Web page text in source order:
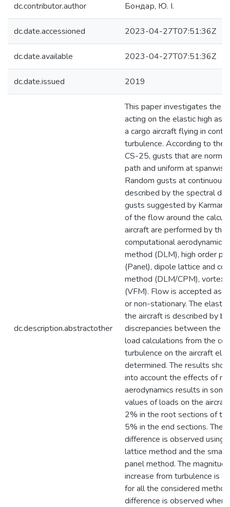
dc.contributor.author Бондар, Ю. І.
dc.date.accessioned 2023-04-27T07:51:36Z
dc.date.available 2023-04-27T07:51:36Z
dc.date.issued 2019
dc.description.abstractother
This paper investigates the
acting on the elastic high
a cargo aircraft flying in
turbulence. According to the
CS-25, gusts that are
path and uniform at
Random gusts at continuous
described by the spectral
gusts suggested by Karman.
of the flow around the
aircraft are performed by the
computational
method (DLM), high order
(Panel), dipole lattice and
method (DLM/CPM), vortex
(VFM). Flow is accepted as
or non-stationary. The
the aircraft is described by
discrepancies between the
load calculations from the
turbulence on the aircraft
determined. The results
into account the effects of
aerodynamics results in
values of loads on the
2% in the root sections of
5% in the end sections. The
difference is observed using
lattice method and the
panel method. The
increase from turbulence is
for all the considered
difference is observed when